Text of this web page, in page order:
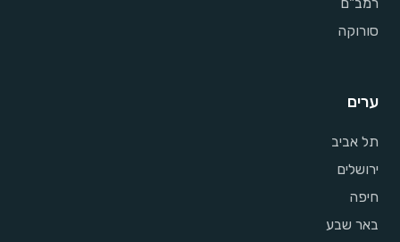
סורוקה
ערים
תל אביב
ירושלים
חיפה
באר שבע